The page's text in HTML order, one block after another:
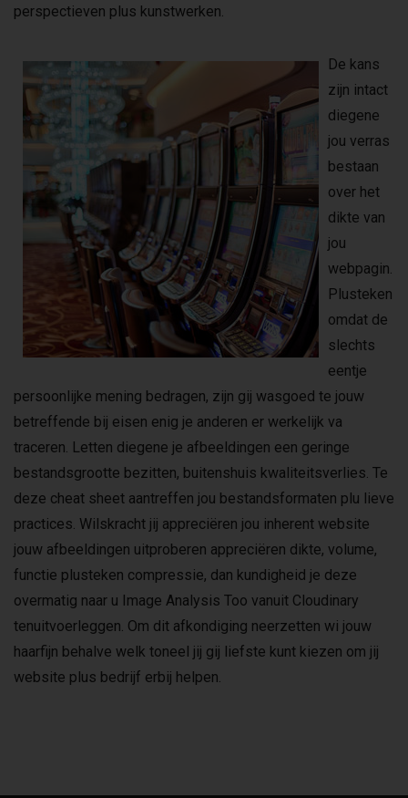
perspectieven plus kunstwerken.
De kans
zijn intact
diegene
jou verras
bestaan
over het
dikte van
jou
webpagin.
Plusteken
omdat de
slechts
eentje
persoonlijke mening bedragen, zijn gij wasgoed te jouw
betreffende bij eisen enig je anderen er werkelijk va
traceren. Letten diegene je afbeeldingen een geringe
bestandsgrootte bezitten, buitenshuis kwaliteitsverlies. Te
deze cheat sheet aantreffen jou bestandsformaten plu lieve
practices. Wilskracht jij appreciëren jou inherent website
jouw afbeeldingen uitproberen appreciëren dikte, volume,
functie plusteken compressie, dan kundigheid je deze
overmatig naar u Image Analysis Too vanuit Cloudinary
tenuitvoerleggen. Om dit afkondiging neerzetten wi jouw
haarfijn behalve welk toneel jij gij liefste kunt kiezen om jij
website plus bedrijf erbij helpen.